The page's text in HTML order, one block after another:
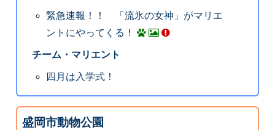
緊急速報！！ 「流氷の女神」がマリエ
ントにやってくる！
チーム・マリエント
四月は入学式！
盛岡市動物公園